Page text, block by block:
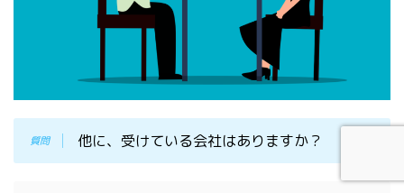
他に、受けている会社はありますか？